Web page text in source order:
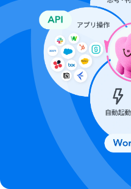
間隔を選択できます。
プランによって最短の
ください。